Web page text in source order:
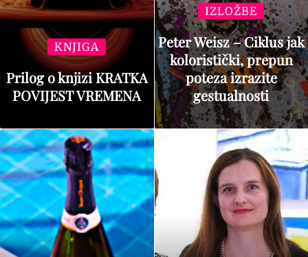
KNJIGA
Prilog o knjizi KRATKA
POVIJEST VREMENA
IZLOŽBE
Peter Weisz – Ciklus jak
koloristički, prepun
poteza izrazite
gestualnosti